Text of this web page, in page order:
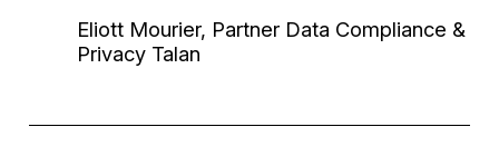
Eliott Mourier, Partner Data Compliance &
Privacy Talan